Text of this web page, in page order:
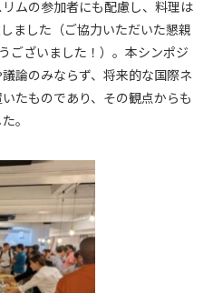
ムの参加者にも配慮し、料理は
ました（ご協力いただいた懇親
ございました！）。本シンポジ
論のみならず、将来的な国際ネ
たものであり、その観点からも
。